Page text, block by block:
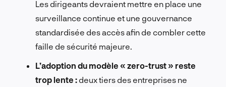
Les dirigeants devraient mettre en place une
surveillance continue et une gouvernance
standardisée des accès afin de combler cette
faille de sécurité majeure.
L’adoption du modèle « zero-trust » reste
trop lente : deux tiers des entreprises ne